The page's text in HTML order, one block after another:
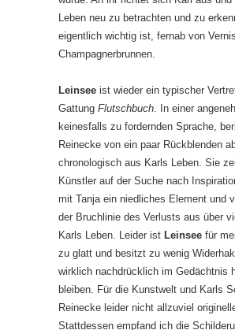
Leben neu zu betrachten und zu
eigentlich wichtig ist, fernab von
Champagnerbrunnen.
Leinsee ist wieder ein typischer
Gattung Flutschbuch . In einer
keinesfalls zu fordernden Sprache,
Reinecke von ein paar Rückblenden
chronologisch aus Karls Leben. Sie
Künstler auf der Suche nach
mit Tanja ein niedliches Element und
der Bruchlinie des Verlusts aus über
Karls Leben. Leider ist Leinsee für
zu glatt und besitzt zu wenig
wirklich nachdrücklich im Gedächtnis
bleiben. Für die Kunstwelt und Karls
Reinecke leider nicht allzuviel
Stattdessen empfand ich die